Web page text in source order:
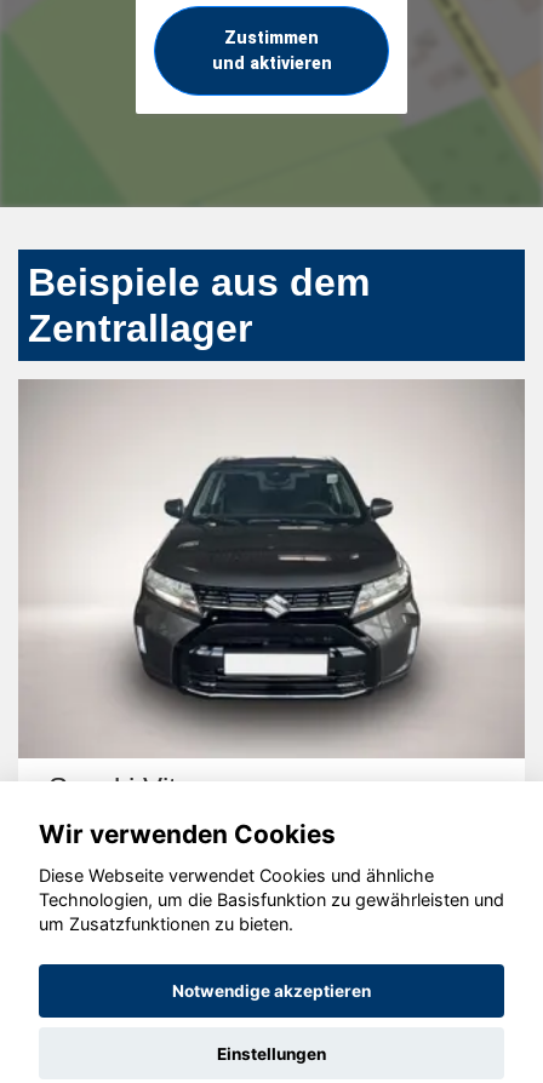
Zustimmen
und aktivieren
Beispiele aus dem
Zentrallager
Suzuki Vitara
© konjunkturmotor.de GmbH 2020 - 2026
Wir verwenden Cookies
Diese Webseite verwendet Cookies und ähnliche
Technologien, um die Basisfunktion zu gewährleisten und
um Zusatzfunktionen zu bieten.
Notwendige akzeptieren
Einstellungen